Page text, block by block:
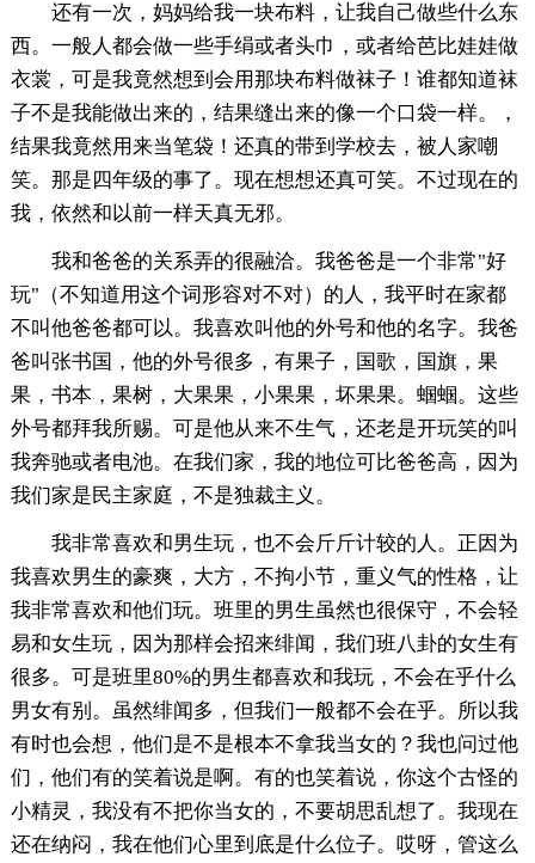
还有一次，妈妈给我一块布料，让我自己做些什么东
西。一般人都会做一些手绢或者头巾，或者给芭比娃娃做
衣裳，可是我竟然想到会用那块布料做袜子！谁都知道袜
子不是我能做出来的，结果缝出来的像一个口袋一样。，
结果我竟然用来当笔袋！还真的带到学校去，被人家嘲
笑。那是四年级的事了。现在想想还真可笑。不过现在的
我，依然和以前一样天真无邪。
我和爸爸的关系弄的很融洽。我爸爸是一个非常"好
玩"（不知道用这个词形容对不对）的人，我平时在家都
不叫他爸爸都可以。我喜欢叫他的外号和他的名字。我爸
爸叫张书国，他的外号很多，有果子，国歌，国旗，果
果，书本，果树，大果果，小果果，坏果果。蝈蝈。这些
外号都拜我所赐。可是他从来不生气，还老是开玩笑的叫
我奔驰或者电池。在我们家，我的地位可比爸爸高，因为
我们家是民主家庭，不是独裁主义。
我非常喜欢和男生玩，也不会斤斤计较的人。正因为
我喜欢男生的豪爽，大方，不拘小节，重义气的性格，让
我非常喜欢和他们玩。班里的男生虽然也很保守，不会轻
易和女生玩，因为那样会招来绯闻，我们班八卦的女生有
很多。可是班里80%的男生都喜欢和我玩，不会在乎什么
男女有别。虽然绯闻多，但我们一般都不会在乎。所以我
有时也会想，他们是不是根本不拿我当女的？我也问过他
们，他们有的笑着说是啊。有的也笑着说，你这个古怪的
小精灵，我没有不把你当女的，不要胡思乱想了。我现在
还在纳闷，我在他们心里到底是什么位子。哎呀，管这么